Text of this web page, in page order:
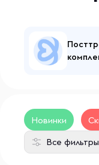
Новинки
Все фильтры